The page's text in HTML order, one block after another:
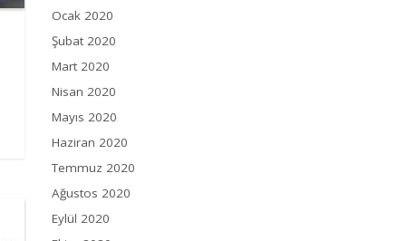
Ocak 2020
Şubat 2020
Mart 2020
Nisan 2020
Mayıs 2020
Haziran 2020
Temmuz 2020
Ağustos 2020
Eylül 2020